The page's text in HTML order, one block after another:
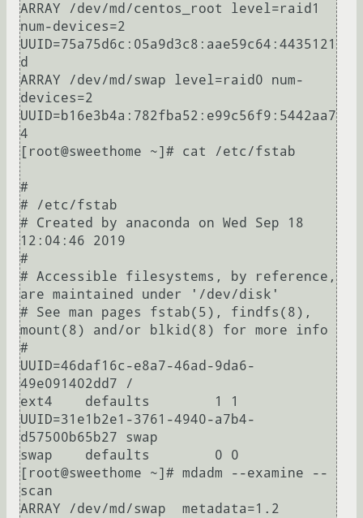
ARRAY /dev/md/centos_root level=raid1
num-devices=2
UUID=75a75d6c:05a9d3c8:aae59c64:4435121
d
ARRAY /dev/md/swap level=raid0 num-
devices=2
UUID=b16e3b4a:782fba52:e99c56f9:5442aa7
4
[root@sweethome ~]# cat /etc/fstab
#
# /etc/fstab
# Created by anaconda on Wed Sep 18
12:04:46 2019
#
# Accessible filesystems, by reference,
are maintained under '/dev/disk'
# See man pages fstab(5), findfs(8),
mount(8) and/or blkid(8) for more info
#
UUID=46daf16c-e8a7-46ad-9da6-
49e091402dd7 /
ext4    defaults        1 1
UUID=31e1b2e1-3761-4940-a7b4-
d57500b65b27 swap
swap    defaults        0 0
[root@sweethome ~]# mdadm --examine --
scan
ARRAY /dev/md/swap  metadata=1.2